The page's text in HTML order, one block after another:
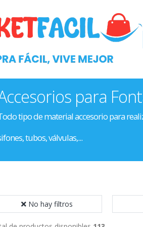
para
tipo de material accesorio para
tubos, válvulas,...
No hay filtros